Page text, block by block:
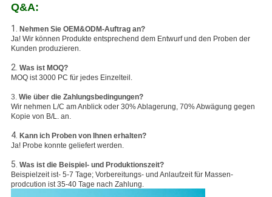
Q&A:
1. Nehmen Sie OEM&ODM-Auftrag an?
Ja! Wir können Produkte entsprechend dem Entwurf und den Proben der
Kunden produzieren.
2. Was ist MOQ?
MOQ ist 3000 PC für jedes Einzelteil.
3. Wie über die Zahlungsbedingungen?
Wir nehmen L/C am Anblick oder 30% Ablagerung, 70% Abwägung gegen
Kopie von B/L. an.
4. Kann ich Proben von Ihnen erhalten?
Ja! Probe konnte geliefert werden.
5. Was ist die Beispiel- und Produktionszeit?
Beispielzeit ist- 5-7 Tage; Vorbereitungs- und Anlaufzeit für Massen-
prodcution ist 35-40 Tage nach Zahlung.